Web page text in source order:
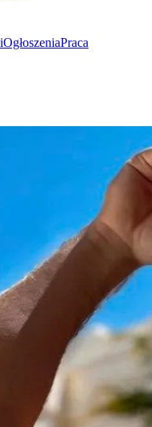
OgłoszeniaPraca